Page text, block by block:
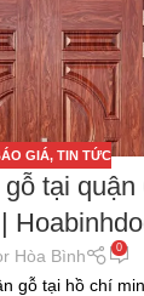
GIÁ, TIN TỨC
tại
Hòa Bình 0
gỗ tại hồ chí